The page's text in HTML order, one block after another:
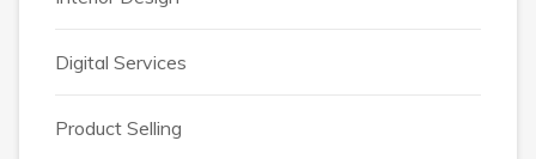
Digital Services
Product Selling